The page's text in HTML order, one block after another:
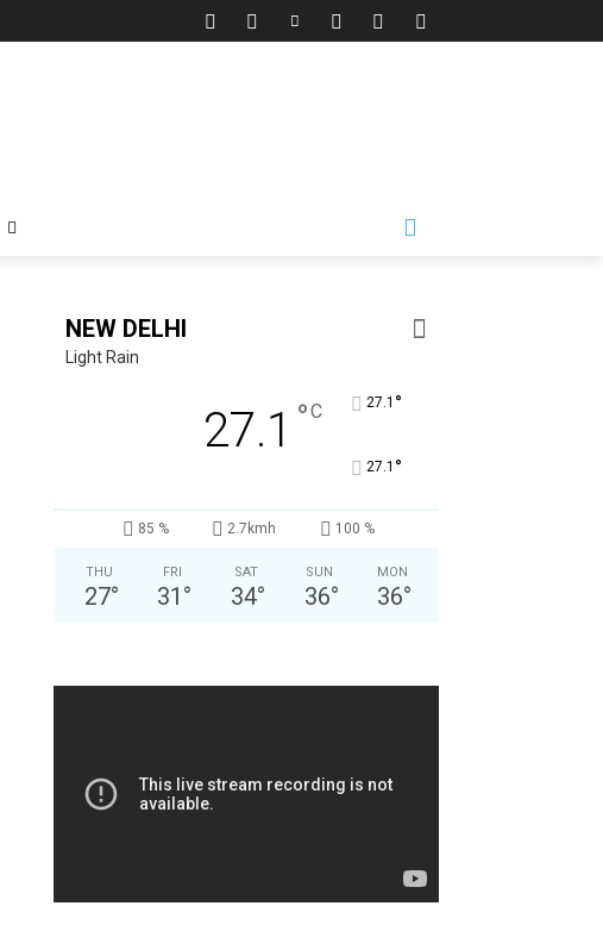
NEW DELHI
Light Rain
27.1 °C 27.1 °
27.1 °
85 % 2.7kmh 100 %
THU
27°
FRI
31 °
SAT
34°
SUN
36°
MON
36°